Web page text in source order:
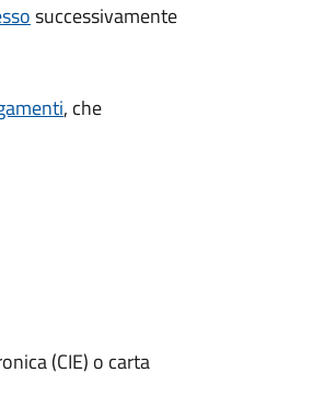
successivamente
, che
(CIE) o carta